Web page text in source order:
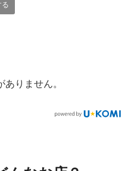
る
ありません。